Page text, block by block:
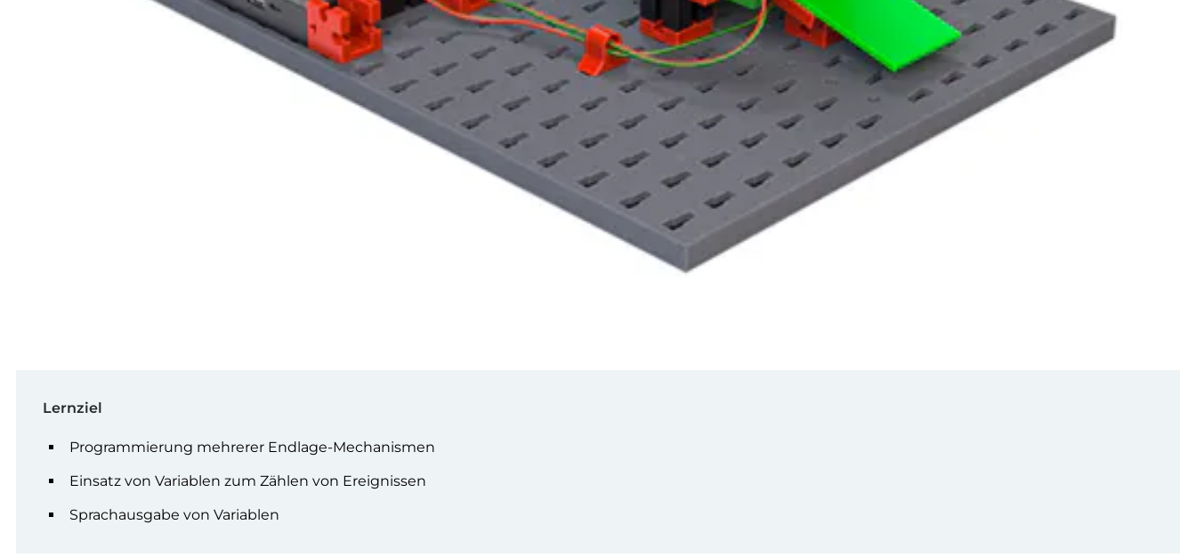
Lernziel
Programmierung mehrerer Endlage-Mechanismen
Einsatz von Variablen zum Zählen von Ereignissen
Sprachausgabe von Variablen